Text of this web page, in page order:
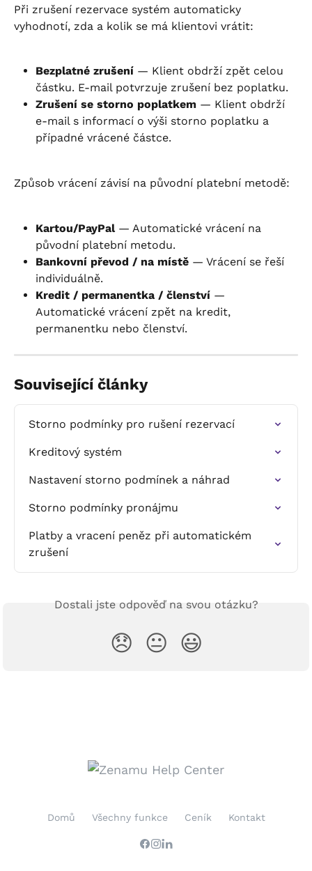
Při zrušení rezervace systém automaticky
vyhodnotí, zda a kolik se má klientovi vrátit:
Bezplatné zrušení — Klient obdrží zpět celou
částku. E-mail potvrzuje zrušení bez poplatku.
Zrušení se storno poplatkem — Klient obdrží
e-mail s informací o výši storno poplatku a
případné vrácené částce.
Způsob vrácení závisí na původní platební metodě:
Kartou/PayPal — Automatické vrácení na
původní platební metodu.
Bankovní převod / na místě — Vrácení se řeší
individuálně.
Kredit / permanentka / členství —
Automatické vrácení zpět na kredit,
permanentku nebo členství.
Související články
Storno podmínky pro rušení rezervací
Kreditový systém
Nastavení storno podmínek a náhrad
Storno podmínky pronájmu
Platby a vracení peněz při automatickém
zrušení
Dostali jste odpověď na svou otázku?
😞 😐 😃
Domů Všechny funkce Ceník Kontakt